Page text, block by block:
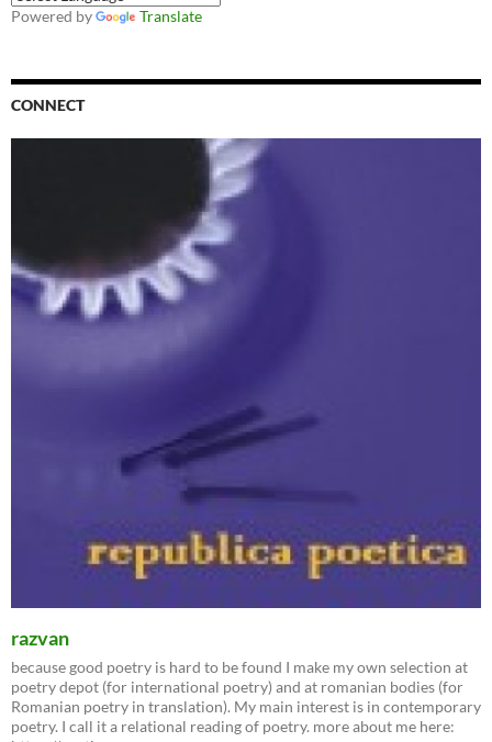
Powered by Translate
CONNECT
razvan
because good poetry is hard to be found I make my own selection at
poetry depot (for international poetry) and at romanian bodies (for
Romanian poetry in translation). My main interest is in contemporary
poetry. I call it a relational reading of poetry. more about me here: